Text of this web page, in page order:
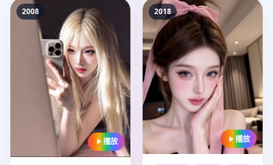
2008
播放
2018
播放